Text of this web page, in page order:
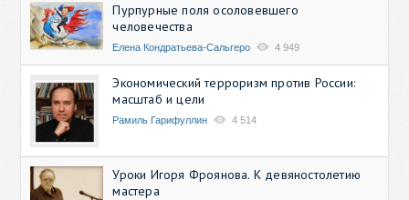
Пурпурные поля осоловевшего
человечества
Елена Кондратьева-Сальгеро 4 949
Экономический терроризм против России:
масштаб и цели
Рамиль Гарифуллин 4 514
Уроки Игоря Фроянова. К девяностолетию
мастера